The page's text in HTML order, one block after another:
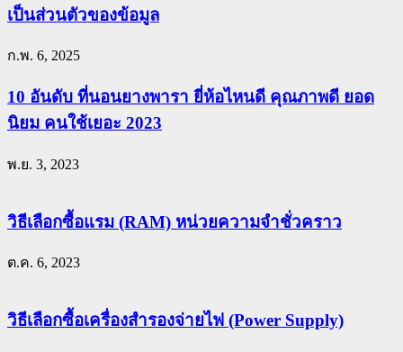
เป็นส่วนตัวของข้อมูล
ก.พ. 6, 2025
10 อันดับ ที่นอนยางพารา ยี่ห้อไหนดี คุณภาพดี ยอด
นิยม คนใช้เยอะ 2023
พ.ย. 3, 2023
วิธีเลือกซื้อแรม (RAM) หน่วยความจำชั่วคราว
ต.ค. 6, 2023
วิธีเลือกซื้อเครื่องสำรองจ่ายไฟ (Power Supply)